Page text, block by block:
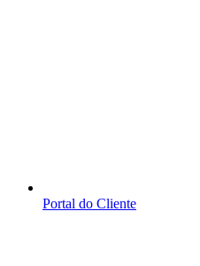
Portal do Cliente